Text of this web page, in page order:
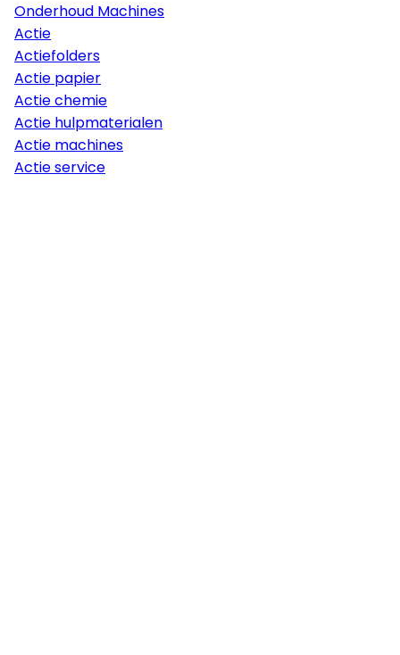
Onderhoud Machines
Actie
Actiefolders
Actie papier
Actie chemie
Actie hulpmaterialen
Actie machines
Actie service